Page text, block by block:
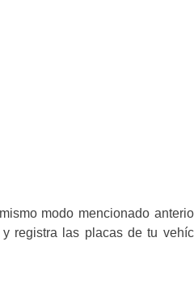
modo mencionado
registra las placas de tu